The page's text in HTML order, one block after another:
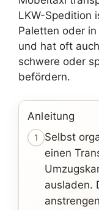
LKW-Spedition
Paletten oder
und hat oft
schwere oder
befördern.
Anleitung
1
Selbst
einen
ausladen.